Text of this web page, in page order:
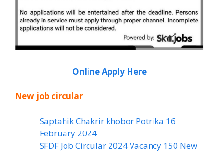
Online Apply Here
New job circular
Saptahik Chakrir khobor Potrika 16
February 2024
SFDF Job Circular 2024 Vacancy 150 New